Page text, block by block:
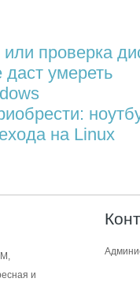
проверка
умереть
на Linux
и